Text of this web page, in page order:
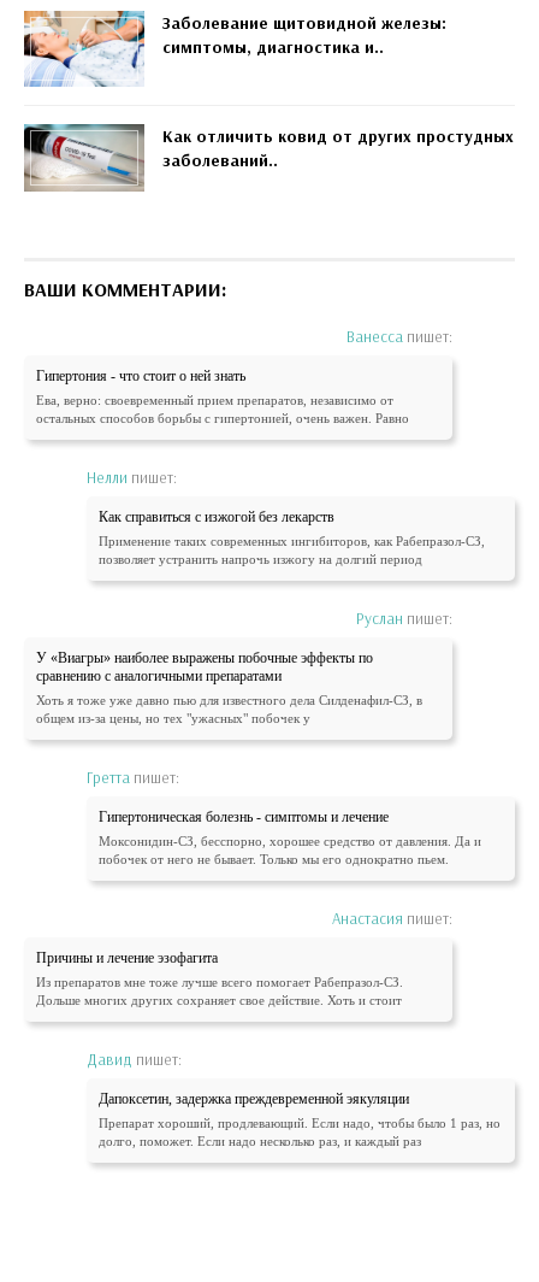
Заболевание щитовидной железы:
симптомы, диагностика и..
Как отличить ковид от других простудных
заболеваний..
ВАШИ КОММЕНТАРИИ:
Ванесса пишет:
Гипертония - что стоит о ней знать
Ева, верно: своевременный прием препаратов, независимо от
остальных способов борьбы с гипертонией, очень важен. Равно
Нелли пишет:
Как справиться с изжогой без лекарств
Применение таких современных ингибиторов, как Рабепразол-СЗ,
позволяет устранить напрочь изжогу на долгий период
Руслан пишет:
У «Виагры» наиболее выражены побочные эффекты по
сравнению с аналогичными препаратами
Хоть я тоже уже давно пью для известного дела Силденафил-СЗ, в
общем из-за цены, но тех "ужасных" побочек у
Гретта пишет:
Гипертоническая болезнь - симптомы и лечение
Моксонидин-СЗ, бесспорно, хорошее средство от давления. Да и
побочек от него не бывает. Только мы его однократно пьем.
Анастасия пишет:
Причины и лечение эзофагита
Из препаратов мне тоже лучше всего помогает Рабепразол-СЗ.
Дольше многих других сохраняет свое действие. Хоть и стоит
Давид пишет:
Дапоксетин, задержка преждевременной эякуляции
Препарат хороший, продлевающий. Если надо, чтобы было 1 раз, но
долго, поможет. Если надо несколько раз, и каждый раз